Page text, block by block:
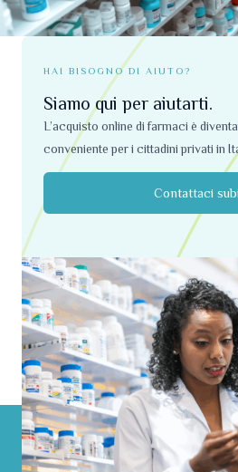
HAI BISOGNO DI AIUTO?
Siamo qui per aiutarti.
L’acquisto online di farmaci è
conveniente per i cittadini privati ​​in
Contattaci